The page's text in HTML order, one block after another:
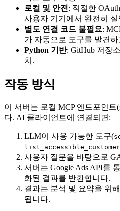
로컬 및 안전: 적절한
사용자 기기에서 완전히 실
별도 연결 코드 불필요:
가 자동으로 도구를 발견하
Python 기반: GitHub 저장
치.
작동 방식
이 서버는 로컬 MCP 엔드포인트
다. AI 클라이언트에 연결되면:
LLM이 사용 가능한 도구(
사용자 질문을 바탕으로
서버는 Google Ads API를
화된 결과를 반환합니다.
결과는 분석 및 요약을 위
됩니다.